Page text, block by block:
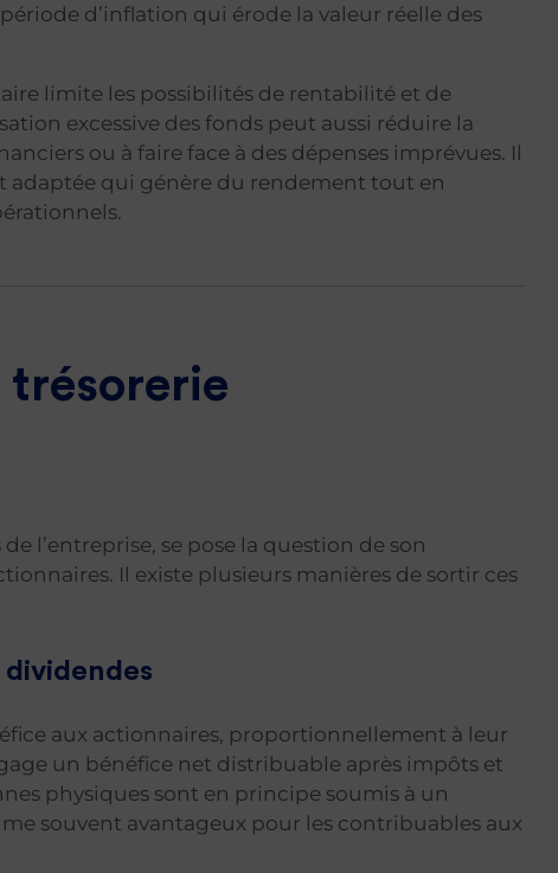
d’inflation qui érode la valeur réelle des
limite les possibilités de rentabilité et de
excessive des fonds peut aussi réduire la
ou à faire face à des dépenses imprévues. Il
adaptée qui génère du rendement tout en
l’entreprise, se pose la question de son
Il existe plusieurs manières de sortir ces
aux actionnaires, proportionnellement à leur
un bénéfice net distribuable après impôts et
physiques sont en principe soumis à un
souvent avantageux pour les contribuables aux